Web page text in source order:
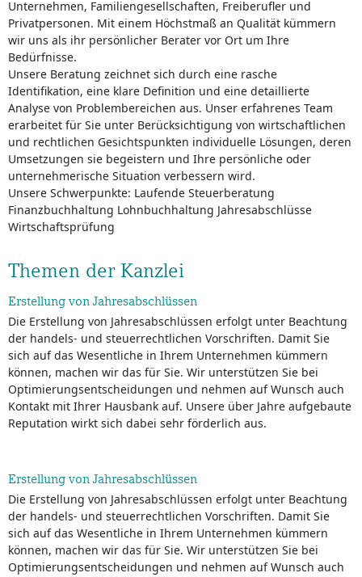
Unternehmen, Familiengesellschaften, Freiberufler und
Privatpersonen. Mit einem Höchstmaß an Qualität kümmern
wir uns als ihr persönlicher Berater vor Ort um Ihre
Bedürfnisse.
Unsere Beratung zeichnet sich durch eine rasche
Identifikation, eine klare Definition und eine detaillierte
Analyse von Problembereichen aus. Unser erfahrenes Team
erarbeitet für Sie unter Berücksichtigung von wirtschaftlichen
und rechtlichen Gesichtspunkten individuelle Lösungen, deren
Umsetzungen sie begeistern und Ihre persönliche oder
unternehmerische Situation verbessern wird.
Unsere Schwerpunkte: Laufende Steuerberatung
Finanzbuchhaltung Lohnbuchhaltung Jahresabschlüsse
Wirtschaftsprüfung
Themen der Kanzlei
Erstellung von Jahresabschlüssen
Die Erstellung von Jahresabschlüssen erfolgt unter Beachtung
der handels- und steuerrechtlichen Vorschriften. Damit Sie
sich auf das Wesentliche in Ihrem Unternehmen kümmern
können, machen wir das für Sie. Wir unterstützen Sie bei
Optimierungsentscheidungen und nehmen auf Wunsch auch
Kontakt mit Ihrer Hausbank auf. Unsere über Jahre aufgebaute
Reputation wirkt sich dabei sehr förderlich aus.
Erstellung von Jahresabschlüssen
Die Erstellung von Jahresabschlüssen erfolgt unter Beachtung
der handels- und steuerrechtlichen Vorschriften. Damit Sie
sich auf das Wesentliche in Ihrem Unternehmen kümmern
können, machen wir das für Sie. Wir unterstützen Sie bei
Optimierungsentscheidungen und nehmen auf Wunsch auch